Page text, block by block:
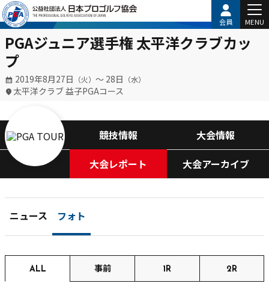
会員 MENU
PGAジュニア選手権 太平洋クラブカッ
プ
2019年8月27日 （火） 〜 28日 （水）
太平洋クラブ 益子PGAコース
競技情報
大会情報
大会レポート
大会アーカイブ
ニュース フォト
ALL 事前 1R 2R